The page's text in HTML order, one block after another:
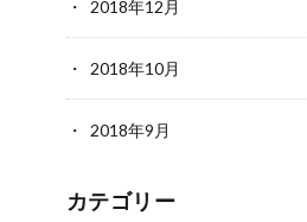
2018年12月
2018年10月
2018年9月
カテゴリー